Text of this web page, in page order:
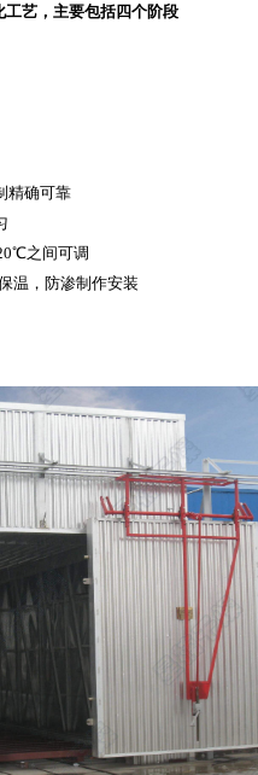
艺，主要包括四个阶段
精确可靠
℃之间可调
温，防渗制作安装